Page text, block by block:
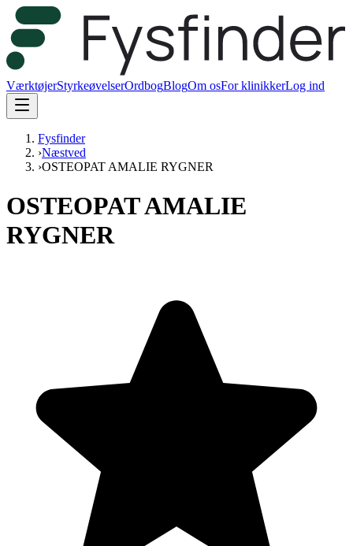
VærktøjerStyrkeøvelserOrdbogBlogOm osFor klinikkerLog ind
Fysfinder
›Næstved
›OSTEOPAT AMALIE RYGNER
OSTEOPAT AMALIE
RYGNER